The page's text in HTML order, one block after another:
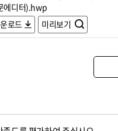
에디터).hwp
로드
미리보기